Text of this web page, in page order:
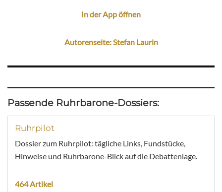
In der App öffnen
Autorenseite: Stefan Laurin
Passende Ruhrbarone-Dossiers:
Ruhrpilot
Dossier zum Ruhrpilot: tägliche Links, Fundstücke,
Hinweise und Ruhrbarone-Blick auf die Debattenlage.
464 Artikel